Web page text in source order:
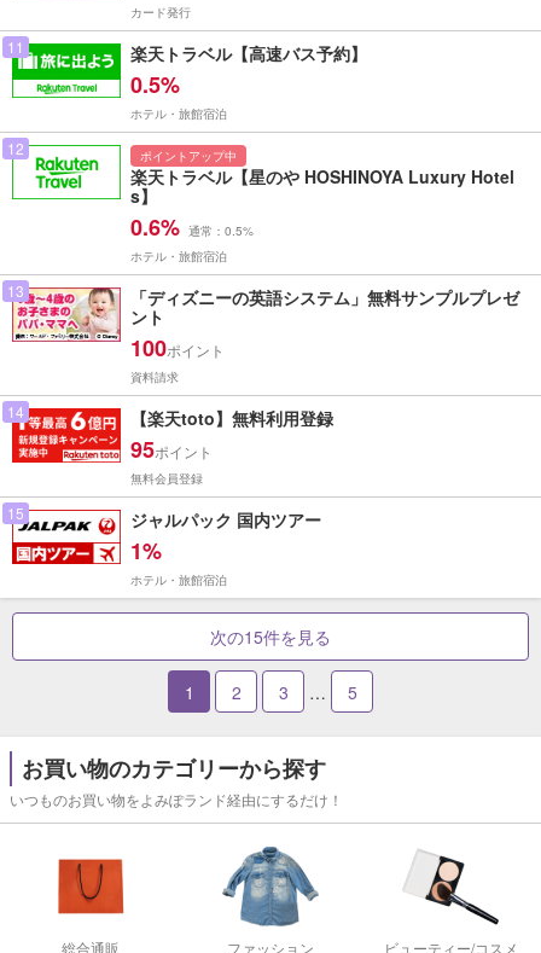
カード発行
11 楽天トラベル【高速バス予約】
0.5%
ホテル・旅館宿泊
12 ポイントアップ中
楽天トラベル【星のや HOSHINOYA Luxury Hotel
s】
0.6% 通常：0.5%
ホテル・旅館宿泊
13
「ディズニーの英語システム」無料サンプルプレゼ
ント
100ポイント
資料請求
14 【楽天toto】無料利用登録
95ポイント
無料会員登録
15 ジャルパック 国内ツアー
1%
ホテル・旅館宿泊
次の15件を見る
1 2 3 … 5
お買い物のカテゴリーから探す
いつものお買い物をよみぽランド経由にするだけ！
総合通販 ファッション ビューティー/コスメ